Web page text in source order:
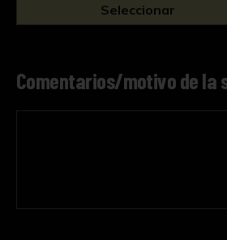
Seleccionar
Comentarios/motivo de la